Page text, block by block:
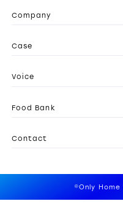
Company
Case
Voice
Food Bank
Contact
©Only